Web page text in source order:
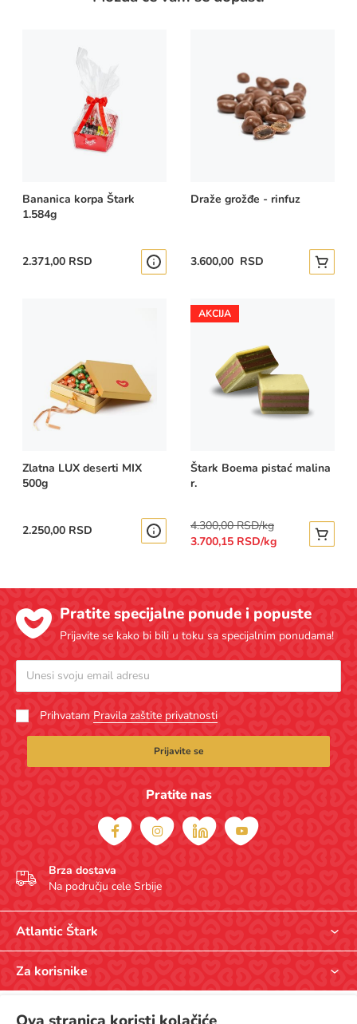
Bananica korpa Štark
1.584g
2.371,00 RSD Pogledajte više
Draže grožđe - rinfuz
3.600,00 RSD
Zlatna LUX deserti MIX
500g
2.250,00 RSD Pogledajte više
AKCIJA
Štark Boema pistać malina
r.
Special
3.700,15 RSD/kg
Regular
Price
4.300,00 RSD/kg
Pratite specijalne ponude i popuste
Prijavite se kako bi bili u toku sa specijalnim ponudama!
Prihvatam Pravila zaštite privatnosti
Prijavite se
Atlantic Štark
Za korisnike
Pratite nas
Brza dostava
Na području cele Srbije
© Atlantic Štark, Bulevar Peka Dapčevića 29, Beograd, Srbija. Atlantic Štark